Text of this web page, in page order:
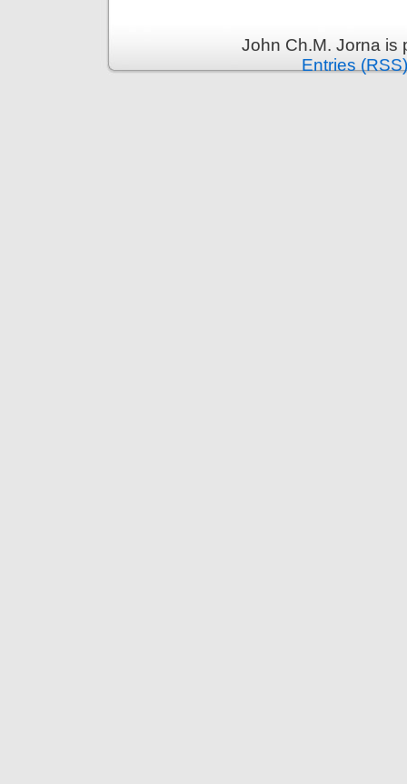
John Ch.M. Jorna
Entries (RSS)